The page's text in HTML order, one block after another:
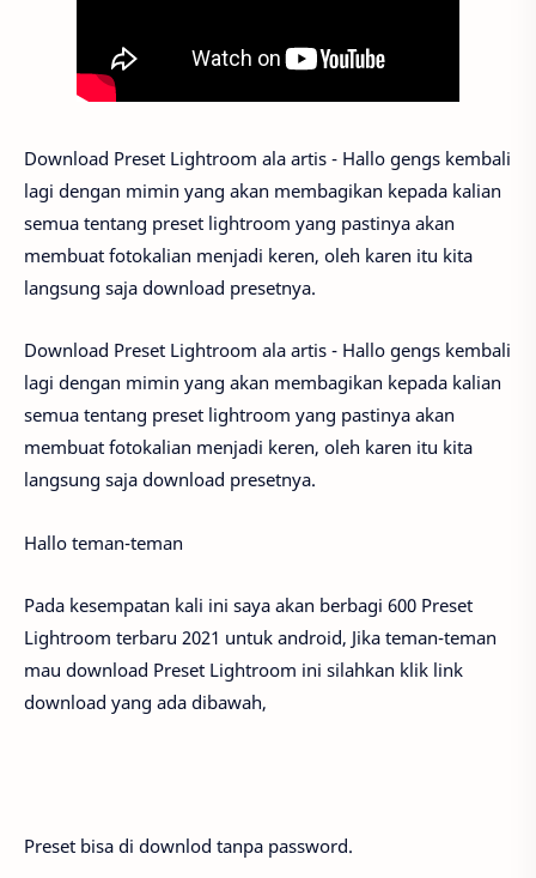
Download Preset Lightroom ala artis - Hallo gengs kembali
lagi dengan mimin yang akan membagikan kepada kalian
semua tentang preset lightroom yang pastinya akan
membuat fotokalian menjadi keren, oleh karen itu kita
langsung saja download presetnya.
Download Preset Lightroom ala artis - Hallo gengs kembali
lagi dengan mimin yang akan membagikan kepada kalian
semua tentang preset lightroom yang pastinya akan
membuat fotokalian menjadi keren, oleh karen itu kita
langsung saja download presetnya.
Hallo teman-teman
Pada kesempatan kali ini saya akan berbagi 600 Preset
Lightroom terbaru 2021 untuk android, Jika teman-teman
mau download Preset Lightroom ini silahkan klik link
download yang ada dibawah,
Preset bisa di downlod tanpa password.